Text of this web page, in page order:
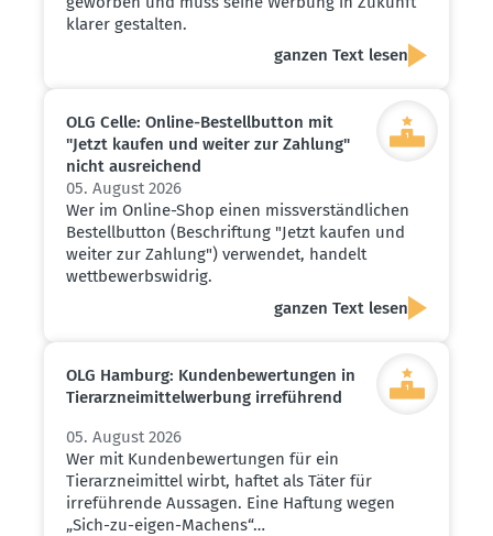
klarer gestalten.
ganzen Text lesen
OLG Celle: Online-Bestell­button mit
"Jetzt kaufen und weiter zur Zahlung"
nicht ausrei­chend
05. August 2026
Wer im Online-Shop einen missverständlichen
Bestellbutton (Beschriftung "Jetzt kaufen und
weiter zur Zahlung") verwendet, handelt
wettbewerbswidrig.
ganzen Text lesen
OLG Hamburg: Kunden­be­wer­tungen in
Tierarz­nei­mit­tel­werbung irreführend
05. August 2026
Wer mit Kundenbewertungen für ein
Tierarzneimittel wirbt, haftet als Täter für
irreführende Aussagen. Eine Haftung wegen
„Sich-zu-eigen-Machens“…